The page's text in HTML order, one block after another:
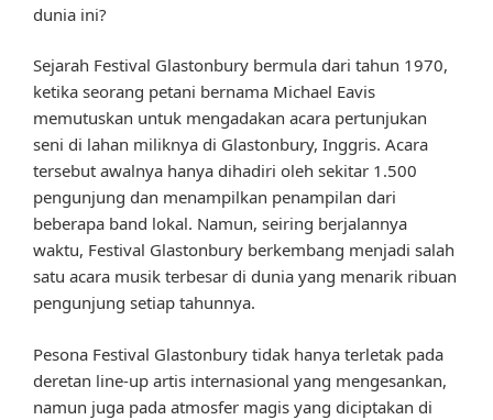
dunia ini?
Sejarah Festival Glastonbury bermula dari tahun 1970,
ketika seorang petani bernama Michael Eavis
memutuskan untuk mengadakan acara pertunjukan
seni di lahan miliknya di Glastonbury, Inggris. Acara
tersebut awalnya hanya dihadiri oleh sekitar 1.500
pengunjung dan menampilkan penampilan dari
beberapa band lokal. Namun, seiring berjalannya
waktu, Festival Glastonbury berkembang menjadi salah
satu acara musik terbesar di dunia yang menarik ribuan
pengunjung setiap tahunnya.
Pesona Festival Glastonbury tidak hanya terletak pada
deretan line-up artis internasional yang mengesankan,
namun juga pada atmosfer magis yang diciptakan di